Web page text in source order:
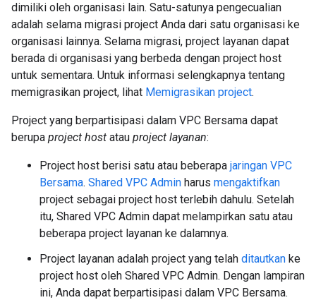
dimiliki oleh organisasi lain. Satu-satunya pengecualian
adalah selama migrasi project Anda dari satu organisasi ke
organisasi lainnya. Selama migrasi, project layanan dapat
berada di organisasi yang berbeda dengan project host
untuk sementara. Untuk informasi selengkapnya tentang
memigrasikan project, lihat Memigrasikan project.
Project yang berpartisipasi dalam VPC Bersama dapat
berupa project host atau project layanan:
Project host berisi satu atau beberapa jaringan VPC
Bersama. Shared VPC Admin harus mengaktifkan
project sebagai project host terlebih dahulu. Setelah
itu, Shared VPC Admin dapat melampirkan satu atau
beberapa project layanan ke dalamnya.
Project layanan adalah project yang telah ditautkan ke
project host oleh Shared VPC Admin. Dengan lampiran
ini, Anda dapat berpartisipasi dalam VPC Bersama.